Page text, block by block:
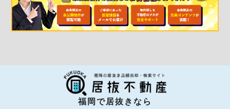
福岡で居抜きなら